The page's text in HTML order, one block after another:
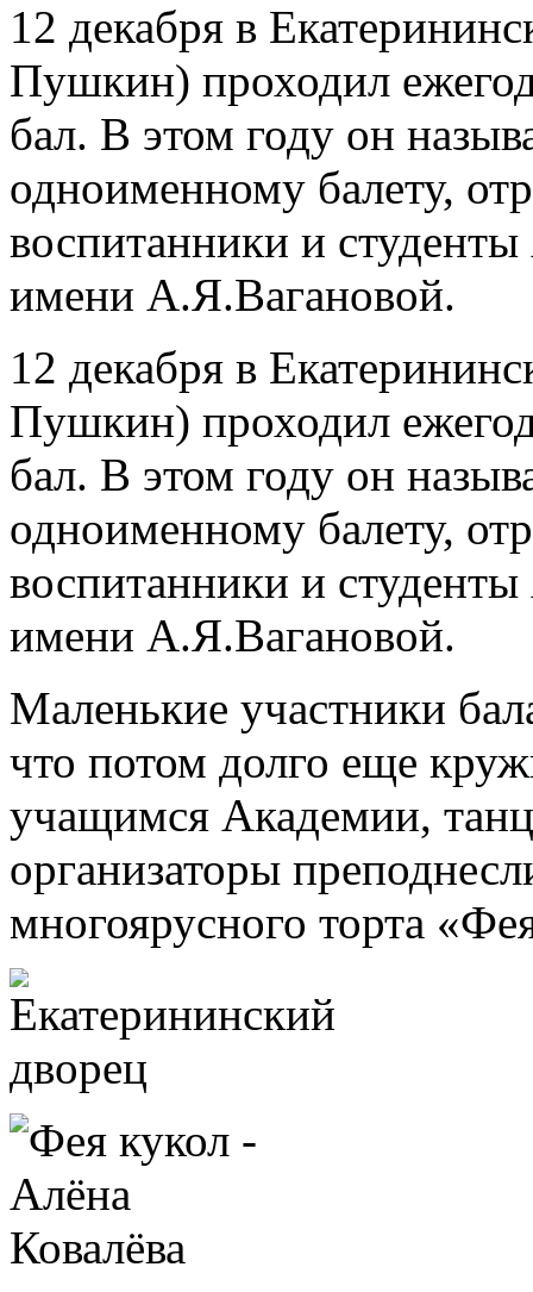
12 декабря в
Пушкин) проходил
бал. В этом году он
одноименному балету,
воспитанники и
имени А.Я.Вагановой.
12 декабря в
Пушкин) проходил
бал. В этом году он
одноименному балету,
воспитанники и
имени А.Я.Вагановой.
Маленькие участники
что потом долго еще
учащимся Академии,
организаторы
многоярусного торта